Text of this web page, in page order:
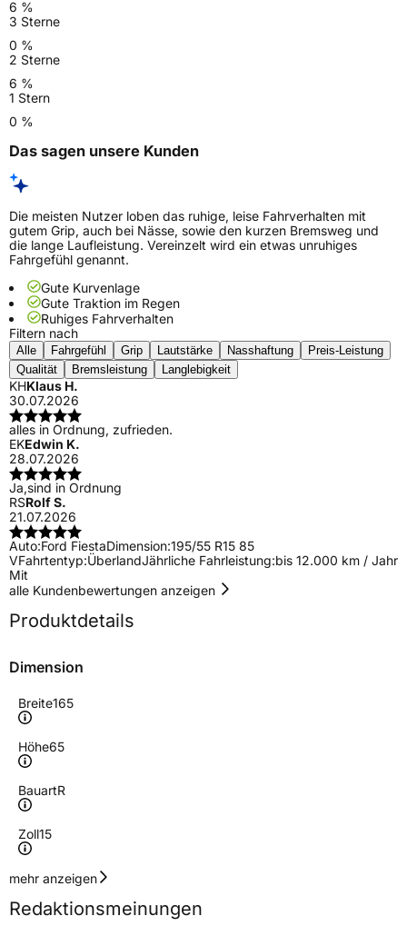
6 %
3 Sterne
0 %
2 Sterne
6 %
1 Stern
0 %
Das sagen unsere Kunden
Die meisten Nutzer loben das ruhige, leise Fahrverhalten mit
gutem Grip, auch bei Nässe, sowie den kurzen Bremsweg und
die lange Laufleistung. Vereinzelt wird ein etwas unruhiges
Fahrgefühl genannt.
Gute Kurvenlage
Gute Traktion im Regen
Ruhiges Fahrverhalten
Filtern nach
Alle Fahrgefühl Grip Lautstärke Nasshaftung
Preis-Leistung
Qualität
Bremsleistung Langlebigkeit
KHKlaus H.
30.07.2026
alles in Ordnung, zufrieden.
EKEdwin K.
28.07.2026
Ja,sind in Ordnung
RSRolf S.
21.07.2026
Auto:Ford FiestaDimension:195/55 R15 85
VFahrtentyp:ÜberlandJährliche Fahrleistung:bis 12.000 km / Jahr
Mit
alle Kundenbewertungen anzeigen
Produktdetails
Dimension
Breite165
Höhe65
BauartR
Zoll15
Geschwindigkeitsindex
Höchstgeschwindigkeit 210 km/h
mehr anzeigen
Redaktionsmeinungen